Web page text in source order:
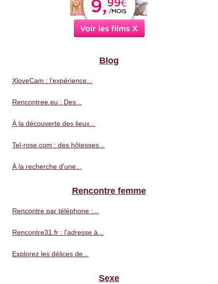
Blog
XloveCam : l’expérience...
Rencontree.eu : Des...
À la découverte des lieux...
Tel-rose.com : des hôtesses...
À la recherche d'une...
Rencontre femme
Rencontre par téléphone :...
Rencontre31.fr : l'adresse à...
Explorez les délices de...
Sexe